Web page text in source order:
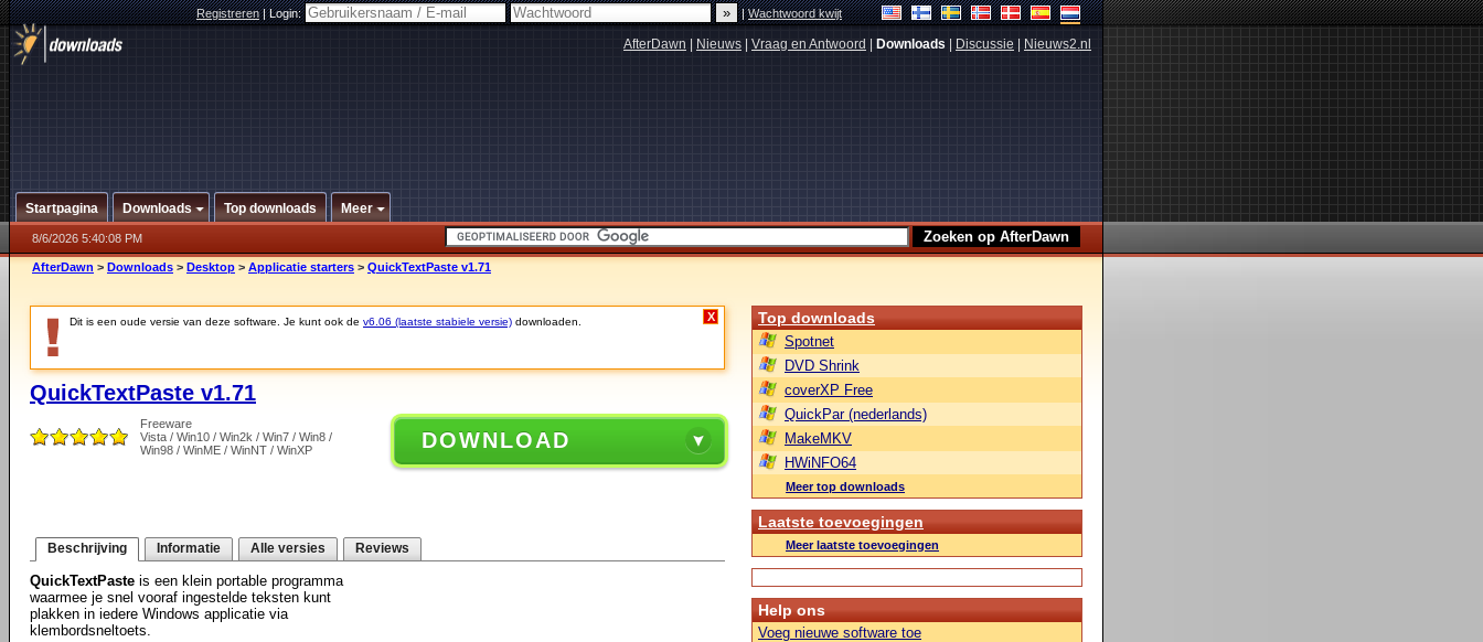
Registreren|Login: |Wachtwoord kwijt
AfterDawn Nieuws Vraag en Antwoord Downloads Discussie Nieuws2.nl
Startpagina Downloads Top downloads Meer
8/6/2026 5:40:08 PM
AfterDawn > Downloads > Desktop > Applicatie starters > QuickTextPaste v1.71
Dit is een oude versie van deze software. Je kunt ook de v6.06 (laatste stabiele versie) downloaden. X
QuickTextPaste v1.71
Freeware
Vista / Win10 / Win2k / Win7 / Win8 /
Win98 / WinME / WinNT / WinXP
DOWNLOAD
Beschrijving Informatie Alle versies Reviews
QuickTextPaste is een klein portable programma
waarmee je snel vooraf ingestelde teksten kunt
plakken in iedere Windows applicatie via
klembordsneltoets.
Top downloads
Spotnet
DVD Shrink
coverXP Free
QuickPar (nederlands)
MakeMKV
HWiNFO64
Meer top downloads
Laatste toevoegingen
Meer laatste toevoegingen
Help ons
Voeg nieuwe software toe